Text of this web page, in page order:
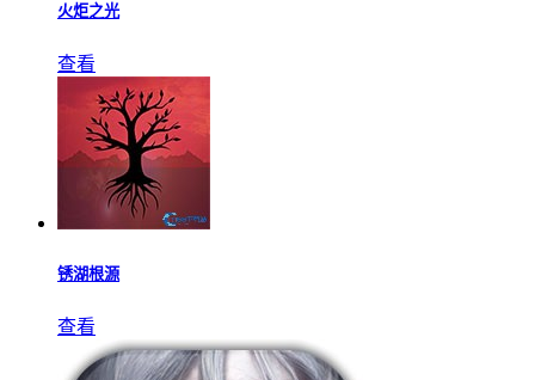
火炬之光
查看
锈湖根源
查看